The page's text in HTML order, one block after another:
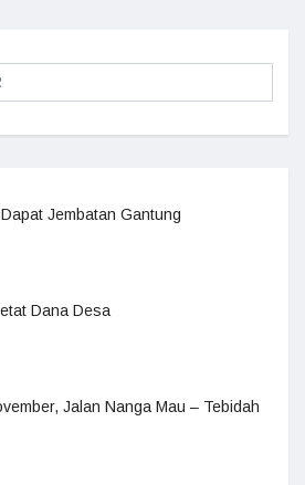
Jembatan Gantung
Dana Desa
Jalan Nanga Mau – Tebidah